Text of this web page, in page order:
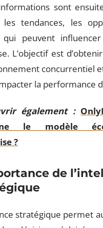
sont
les tendances, les
qui peuvent
L’objectif est
concurrentiel
la performance
également :
le modèle
?
de
stratégique permet